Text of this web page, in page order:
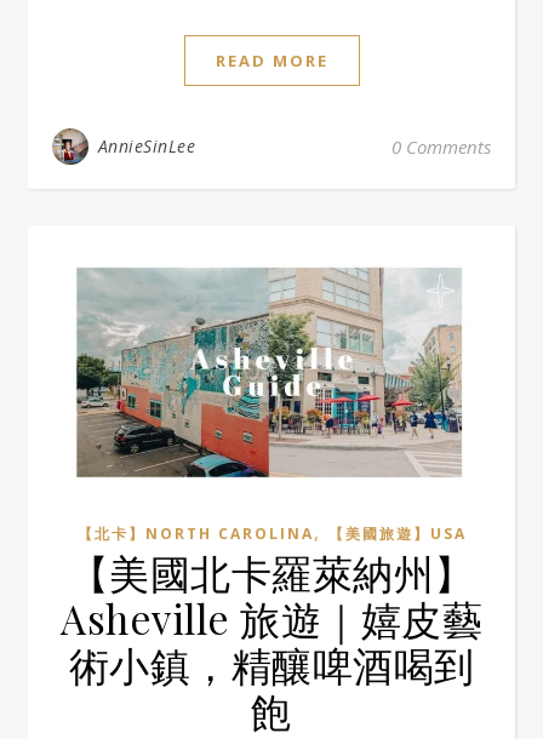
READ MORE
AnnieSinLee 0 Comments
【北卡】NORTH CAROLINA, 【美國旅遊】USA
【美國北卡羅萊納州】
Asheville 旅遊｜嬉皮藝
術小鎮，精釀啤酒喝到
飽